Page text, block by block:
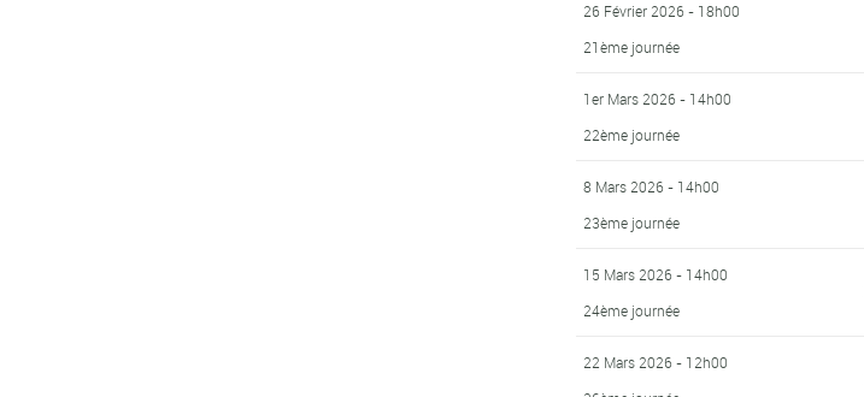
26 Février 2026 - 18h00
21ème journée
1er Mars 2026 - 14h00
22ème journée
8 Mars 2026 - 14h00
23ème journée
15 Mars 2026 - 14h00
24ème journée
22 Mars 2026 - 12h00